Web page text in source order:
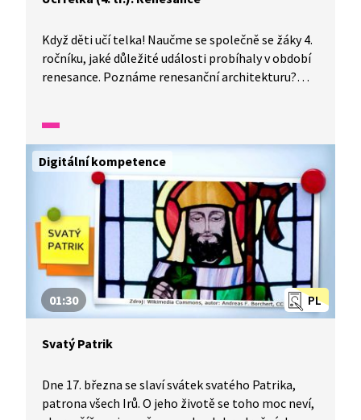
Když děti učí telka! Naučme se společně se žáky 4.
ročníku, jaké důležité události probíhaly v období
renesance. Poznáme renesanční architekturu?
či astronomové a zkoumají přírodní zákonitosti.
Zkusíme si také vyrobit „hvězdohled“.
Digitální kompetence
PL
01:30
Svatý Patrik
Dne 17. března se slaví svátek svatého Patrika,
patrona všech Irů. O jeho životě se toho moc neví,